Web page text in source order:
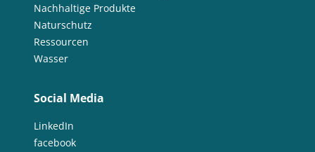
Nachhaltige Produkte
Naturschutz
Ressourcen
Wasser
Social Media
LinkedIn
facebook